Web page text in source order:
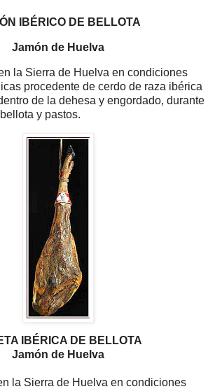
IBÉRICO DE BELLOTA
Jamón de Huelva
la Sierra de Huelva en condiciones
procedente de cerdo de raza ibérica
de la dehesa y engordado, durante
y pastos.
IBÉRICA DE BELLOTA
Jamón de Huelva
la Sierra de Huelva en condiciones